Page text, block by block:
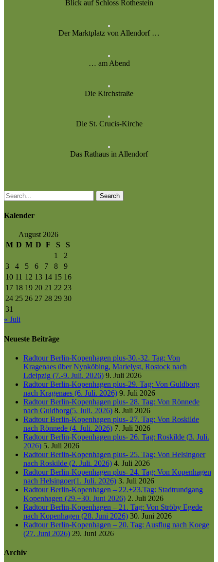
Blick auf Schloss Rothestein
Der Marktplatz von Allendorf …
… am Abend
Die Kirchstraße
Die St. Crucis-Kirche
Das Rathaus in Allendorf
Search
Kalender
August 2026
M D M D F S
S
1
2
3
4 5 6 7 8
9
10 11 12 13 14 15 16
17 18 19 20 21 22 23
24 25 26 27 28 29 30
31
« Juli
Neueste Beiträge
Radtour Berlin-Kopenhagen plus-30.-32. Tag: Von
Kragenaes über Nynköbing, Marielyst, Rostock nach
Ldeipzig (7.-9. Juli. 2026) 9. Juli 2026
Radtour Berlin-Kopenhagen plus-29. Tag: Von Guldborg
nach Kragenaes (6. Juli. 2026) 9. Juli 2026
Radtour Berlin-Kopenhagen plus- 28. Tag: Von Rönnede
nach Guldborg(5. Juli. 2026) 8. Juli 2026
Radtour Berlin-Kopenhagen plus- 27. Tag: Von Roskilde
nach Rönnede (4. Juli. 2026) 7. Juli 2026
Radtour Berlin-Kopenhagen plus- 26. Tag: Roskilde (3. Juli.
2026) 5. Juli 2026
Radtour Berlin-Kopenhagen plus- 25. Tag: Von Helsingoer
nach Roskilde (2. Juli. 2026) 4. Juli 2026
Radtour Berlin-Kopenhagen plus- 24. Tag: Von Kopenhagen
nach Helsingoer(1. Juli. 2026) 3. Juli 2026
Radtour Berlin-Kopenhagen – 22.+23.Tag: Stadtrundgang
Kopenhagen (29.+30. Juni 2026) 2. Juli 2026
Radtour Berlin-Kopenhagen – 21. Tag: Von Ströby Egede
nach Kopenhagen (28. Juni 2026) 30. Juni 2026
Radtour Berlin-Kopenhagen – 20. Tag: Ausflug nach Koege
(27. Juni 2026) 29. Juni 2026
Archiv